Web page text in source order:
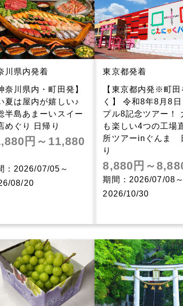
川県内発着
奈川県内・町田発】
夏は屋内が嬉しい♪
半島あまーいスイー
めぐり 日帰り
円～11,880
：2026/07/05～
08/20
東京都発着
【東京都内発※町田
く】 令和8年8月8日
プル8記念ツアー！
も楽しい4つの工場
所ツアーinぐんま
り
8,880円～
期間：2026/07/08～
2026/10/30